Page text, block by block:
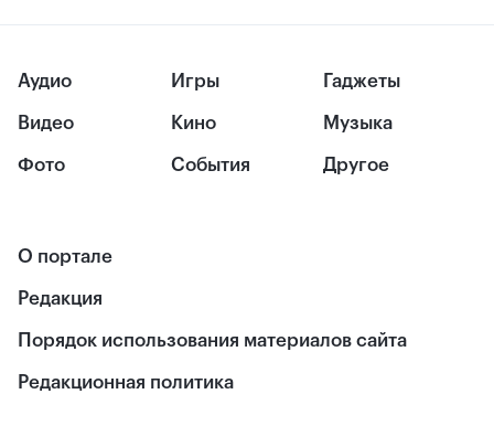
Аудио
Видео
Фото
Игры
Кино
События
Гаджеты
Музыка
Другое
О портале
Редакция
Порядок использования материалов сайта
Редакционная политика